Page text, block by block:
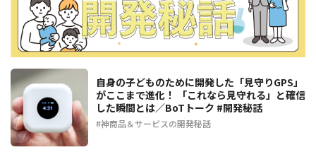
自身の子どものために開発した「見守りGPS」
がここまで進化！ 「これなら見守れる」と確信
した瞬間とは／BoTトーク #開発秘話
神商品＆サービスの開発秘話